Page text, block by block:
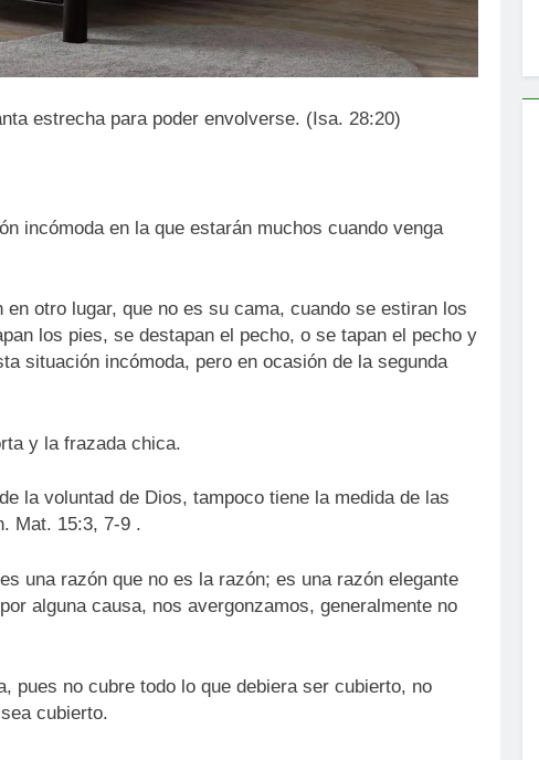
estrecha para poder envolverse. (Isa. 28:20)
incómoda en la que estarán muchos cuando venga
otro lugar, que no es su cama, cuando se estiran los
los pies, se destapan el pecho, o se tapan el pecho y
situación incómoda, pero en ocasión de la segunda
y la frazada chica.
la voluntad de Dios, tampoco tiene la medida de las
Mat. 15:3, 7-9 .
una razón que no es la razón; es una razón elegante
alguna causa, nos avergonzamos, generalmente no
pues no cubre todo lo que debiera ser cubierto, no
cubierto.